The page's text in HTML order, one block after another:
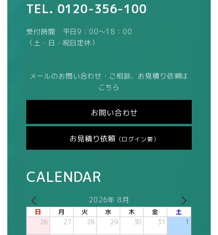
TEL. 0120-356-100
受付時間 平日9：00～18：00
（土・日・祝日定休）
メールのお問い合わせ・ご相談、お見積り依頼は
こちら
お問い合わせ
お見積り依頼 （ログイン要）
CALENDAR
2026年 8月
日 月 火 水 木 金 土
26 27 28 29 30 31 1